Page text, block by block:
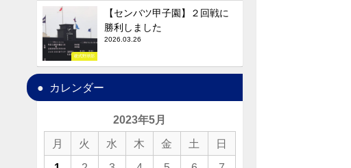
硬式野球部
【センバツ甲子園】２回戦に
勝利しました
2026.03.26
カレンダー
2023年5月
月 火 水 木 金 土 日